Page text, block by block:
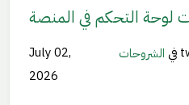
لوحة التحكم في المنصة
في الشروحات
July 02,
2026